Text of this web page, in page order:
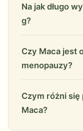
Na jak długo
g?
Czy Maca jest
menopauzy?
Czym różni się
Maca?